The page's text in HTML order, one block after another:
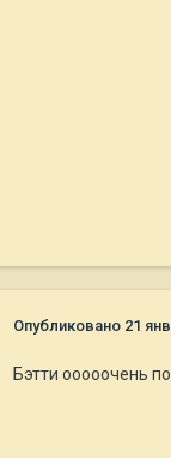
Опубликовано 21
Бэтти ооооочень